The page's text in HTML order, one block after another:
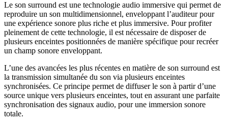
Le son surround est une technologie audio immersive qui permet de
reproduire un son multidimensionnel, enveloppant l’auditeur pour
une expérience sonore plus riche et plus immersive. Pour profiter
pleinement de cette technologie, il est nécessaire de disposer de
plusieurs enceintes positionnées de manière spécifique pour recréer
un champ sonore enveloppant.
L’une des avancées les plus récentes en matière de son surround est
la transmission simultanée du son via plusieurs enceintes
synchronisées. Ce principe permet de diffuser le son à partir d’une
source unique vers plusieurs enceintes, tout en assurant une parfaite
synchronisation des signaux audio, pour une immersion sonore
totale.